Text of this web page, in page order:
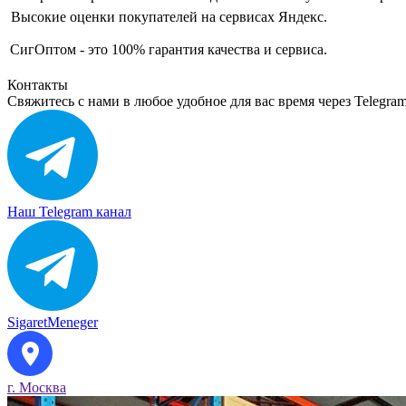
Высокие оценки покупателей на сервисах Яндекс.
СигОптом - это 100% гарантия качества и сервиса.
Контакты
Свяжитесь с нами в любое удобное для вас время через
Наш Telegram канал
SigaretMeneger
г. Москва